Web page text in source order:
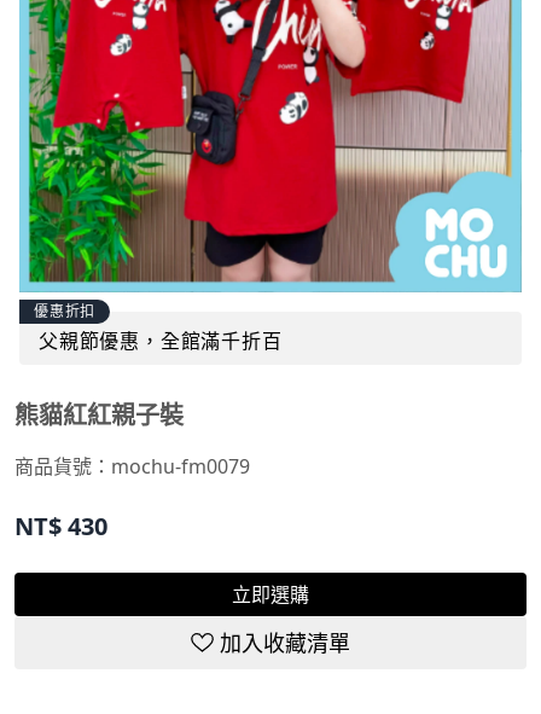
優惠折扣
父親節優惠，全館滿千折百
熊貓紅紅親子裝
商品貨號： mochu-fm0079
NT$430
立即選購
加入收藏清單